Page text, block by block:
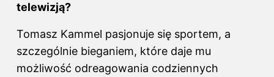
telewizją?
Tomasz Kammel pasjonuje się sportem, a
szczególnie bieganiem, które daje mu
możliwość odreagowania codziennych